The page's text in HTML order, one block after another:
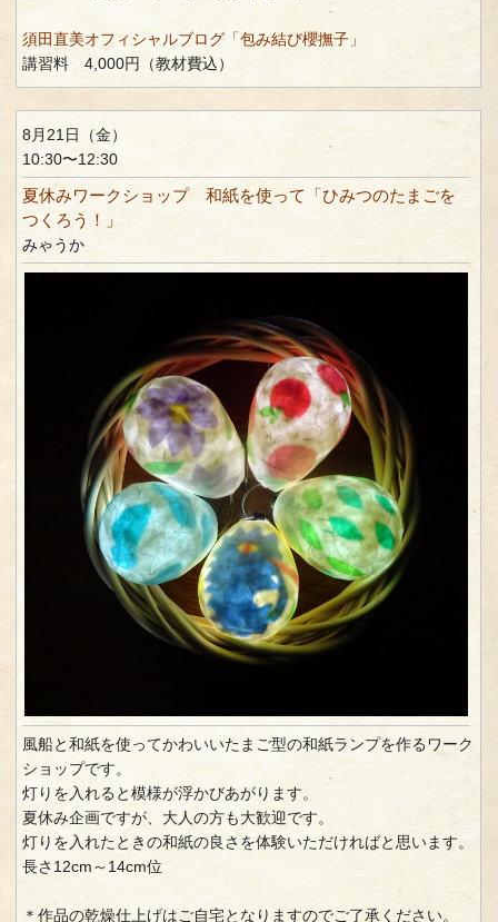
須田直美オフィシャルブログ「包み結び櫻撫子」
講習料 4,000円（教材費込）
8月21日（金）
10:30〜12:30
夏休みワークショップ 和紙を使って「ひみつのたまごを
つくろう！」
みゃうか
風船と和紙を使ってかわいいたまご型の和紙ランプを作るワーク
ショップです。
灯りを入れると模様が浮かびあがります。
夏休み企画ですが、大人の方も大歓迎です。
灯りを入れたときの和紙の良さを体験いただければと思います。
長さ12cm～14cm位
＊作品の乾燥仕上げはご自宅となりますのでご了承ください。